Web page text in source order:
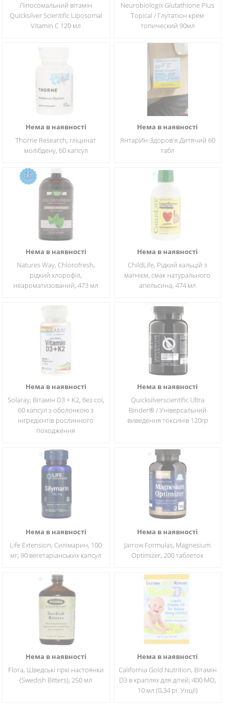
Ліпосомальний вітамін
Quicksilver Scientific Liposomal
Vitamin C 120 мл
Neurobiologix Glutathione Plus
Topical / Глутатіон крем
топический 90мл
Нема в наявності
Thorne Research, гліцинат
молібдену, 60 капсул
Нема в наявності
ЯнтарИн-Здоров'я Дитячий 60
табл
Нема в наявності
Natures Way, Chlorofresh,
рідкий хлорофіл,
неароматизований, 473 мл
Нема в наявності
ChildLife, Рідкий кальцій з
магнієм, смак натурального
апельсина, 474 мл
Нема в наявності
Solaray, Вітамін D3 + K2, без сої,
60 капсул з оболонкою з
інгредієнтів рослинного
походження
Нема в наявності
Quicksilverscientific Ultra
Binder® / Універсальний
виведення токсинів 120гр
Нема в наявності
Life Extension, Силімарин, 100
мг, 90 вегетаріанських капсул
Нема в наявності
Jarrow Formulas, Magnesium
Optimizer, 200 таблеток
Нема в наявності
Flora, Шведські гіркі настоянки
(Swedish Bitters), 250 мл
Нема в наявності
California Gold Nutrition, Вітамін
D3 в краплях для дітей, 400 МО,
10 мл (0,34 рі. Унції)